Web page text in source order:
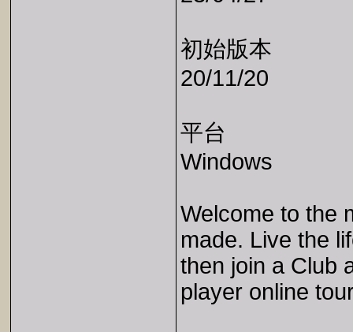
初始版本
20/11/20
平台
Windows
Welcome to the
made. Live the
then join a Club
player online